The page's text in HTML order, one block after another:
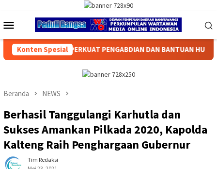
konten
Menu
Mobile
Konten Spesial
PENGABDIAN DAN BANTUAN HUKUM BAGI MASYARAKAT
Beranda NEWS
Berhasil Tanggulangi Karhutla dan
Sukses Amankan Pilkada 2020, Kapolda
Kalteng Raih Penghargaan Gubernur
Tim Redaksi